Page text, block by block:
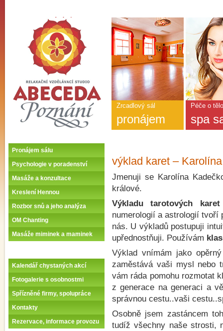
ABECEDA POZNÁNÍ -
výklad karet –
Jmenuji se Karolína
králové.
Výkladu tarotových karet
numerologií a astrologií tvoří
nás. U výkladů postupuji
upřednostňuji. Používám
Výklad vnímám jako
zaměstává vaši mysl nebo
vám ráda pomohu rozmotat
z generace na generaci a
správnou cestu..vaši
Osobně jsem zastáncem
tudíž všechny naše strosti,
Pronájem sálu
Psychologie v poradenství
Masáže a konzultace
Kreslení Hennou
Rozbor snů a jeho analýza
OM Chanting
Masáže miminek a maminek
Kalendář chystaných akcí
Fotogalerie s osobnostmi
Spřízněné firmy, spolupráce
Kontakty
Rezervace, informace provozu
Hlavní
nabídka
-
ABECEDA
POZNÁNÍ
Zrcadlový sál
pronájem
Péče o tělo
spa